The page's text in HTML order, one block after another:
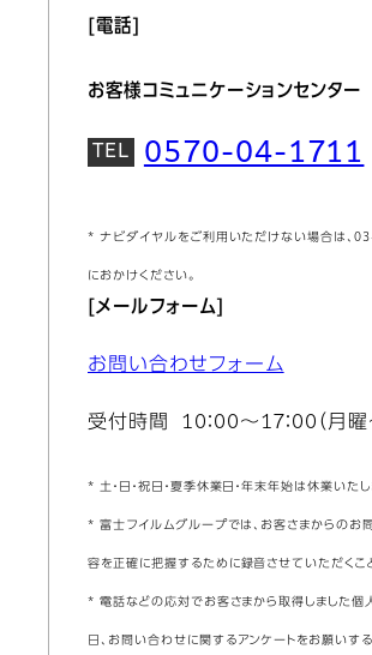
[電話]
お客様コミュニケーションセンター
0570-04-1711
* ナビダイヤルをご利用いただけない場合は、
におかけください。
[メールフォーム]
お問い合わせフォーム
受付時間 10：00～17：00（月曜
* 土・日・祝日・夏季休業日・年末年始は休業いたし
* 富士フイルムグループでは、お客さまからのお
容を正確に把握するために録音させていただくこ
* 電話などの応対でお客さまから取得しました個
日、お問い合わせに関するアンケートをお願いす